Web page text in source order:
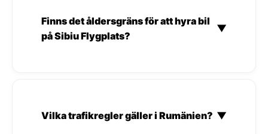
Finns det åldersgräns för att hyra bil
på Sibiu Flygplats?
▼
Vilka trafikregler gäller i Rumänien? ▼